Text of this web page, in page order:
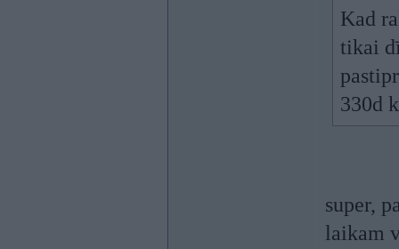
Kad
tikai
330d
super,
laikam